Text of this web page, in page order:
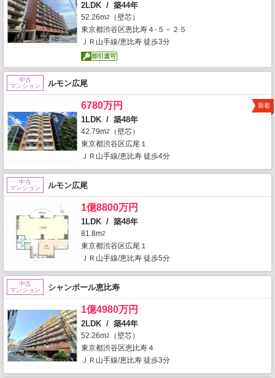
2LDK / 築44年
52.26m2
（壁芯）
東京都渋谷区恵比寿４-５－２５
ＪＲ山手線/恵比寿 徒歩3分
中古
マンション
ルモン広尾
6780万円
1LDK / 築48年
42.79m2
（壁芯）
東京都渋谷区広尾１
ＪＲ山手線/恵比寿 徒歩4分
新着
中古
マンション
ルモン広尾
1億8800万円
1LDK / 築48年
81.8m2
東京都渋谷区広尾１
ＪＲ山手線/恵比寿 徒歩5分
中古
マンション
シャンボール恵比寿
1億4980万円
2LDK / 築44年
52.26m2
（壁芯）
東京都渋谷区恵比寿４
ＪＲ山手線/恵比寿 徒歩3分